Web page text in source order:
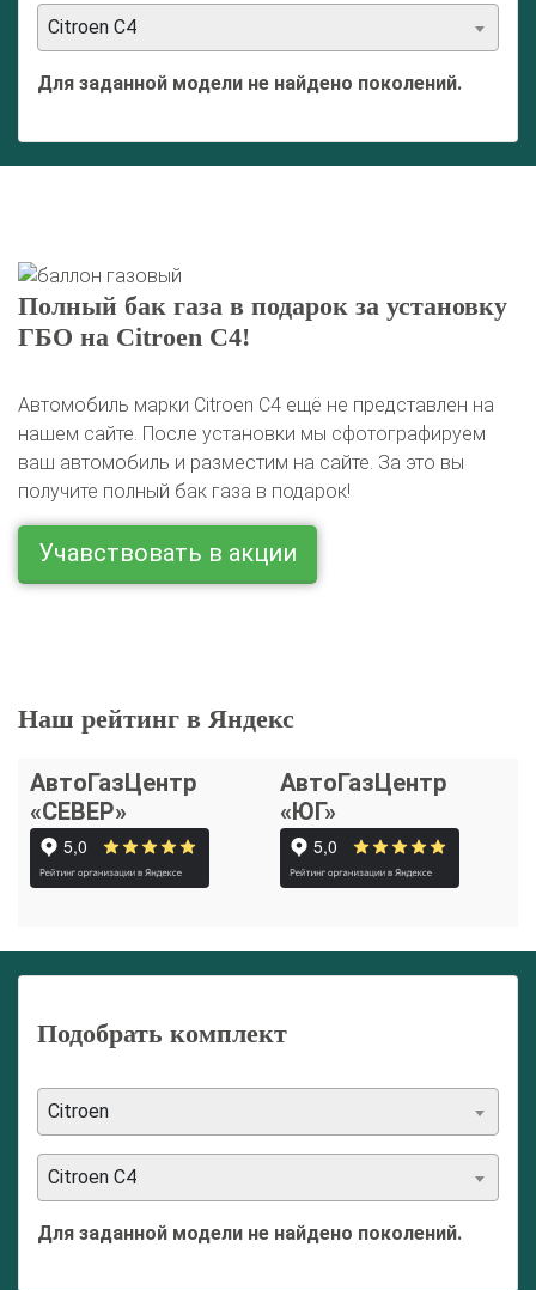
Citroen C4
Для заданной модели не найдено поколений.
Полный бак газа в подарок за установку
ГБО на Citroen C4!
Автомобиль марки Citroen C4 ещё не представлен на
нашем сайте. После установки мы сфотографируем
ваш автомобиль и разместим на сайте. За это вы
получите полный бак газа в подарок!
Учавствовать в акции
Наш рейтинг в Яндекс
АвтоГазЦентр
«СЕВЕР»
АвтоГазЦентр
«ЮГ»
Подобрать комплект
Citroen
Citroen C4
Для заданной модели не найдено поколений.